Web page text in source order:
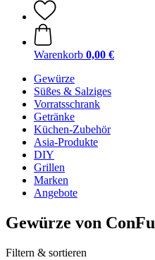
Warenkorb 0,00 €
Gewürze
Süßes & Salziges
Vorratsschrank
Getränke
Küchen-Zubehör
Asia-Produkte
DIY
Grillen
Marken
Angebote
Gewürze von
Filtern & sortieren